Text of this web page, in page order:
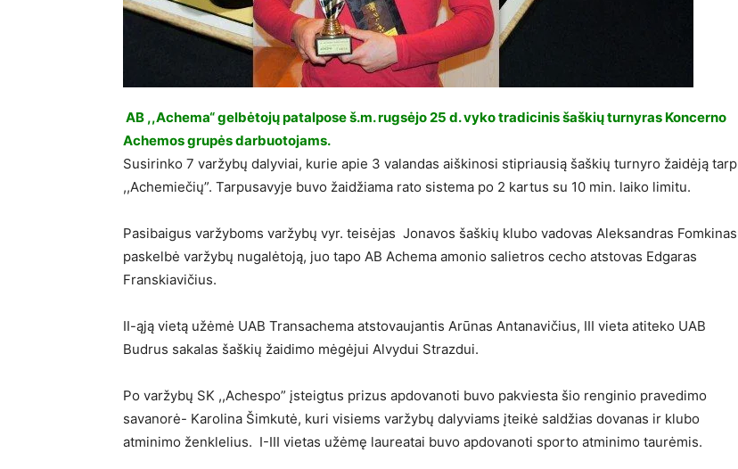
AB ,,Achema“ gelbėtojų patalpose š.m. rugsėjo 25 d. vyko tradicinis šaškių turnyras Koncerno
Achemos grupės darbuotojams.
Susirinko 7 varžybų dalyviai, kurie apie 3 valandas aiškinosi stipriausią šaškių turnyro žaidėją tarp
,,Achemiečių”. Tarpusavyje buvo žaidžiama rato sistema po 2 kartus su 10 min. laiko limitu.
Pasibaigus varžyboms varžybų vyr. teisėjas Jonavos šaškių klubo vadovas Aleksandras Fomkinas
paskelbė varžybų nugalėtoją, juo tapo AB Achema amonio salietros cecho atstovas Edgaras
Franskiavičius.
II-ąją vietą užėmė UAB Transachema atstovaujantis Arūnas Antanavičius, III vieta atiteko UAB
Budrus sakalas šaškių žaidimo mėgėjui Alvydui Strazdui.
Po varžybų SK ,,Achespo” įsteigtus prizus apdovanoti buvo pakviesta šio renginio pravedimo
savanorė- Karolina Šimkutė, kuri visiems varžybų dalyviams įteikė saldžias dovanas ir klubo
atminimo ženklelius. I-III vietas užėmę laureatai buvo apdovanoti sporto atminimo taurėmis.